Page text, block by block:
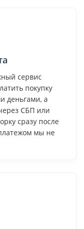
сервис
покупку
деньгами, а
СБП или
сразу после
мы не